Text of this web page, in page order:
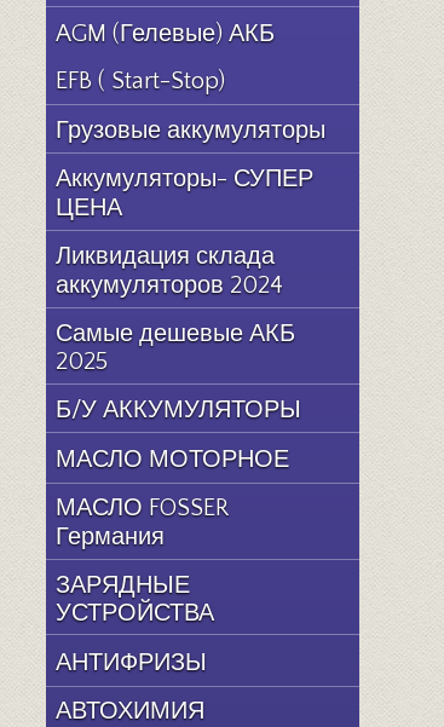
AGM (Гелевые) АКБ
EFB ( Start-Stop)
Грузовые аккумуляторы
Аккумуляторы- СУПЕР
ЦЕНА
Ликвидация склада
аккумуляторов 2024
Самые дешевые АКБ
2025
Б/У АККУМУЛЯТОРЫ
МАСЛО МОТОРНОЕ
МАСЛО FOSSER
Германия
ЗАРЯДНЫЕ
УСТРОЙСТВА
АНТИФРИЗЫ
АВТОХИМИЯ